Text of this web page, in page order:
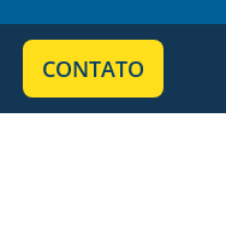
CONTATO